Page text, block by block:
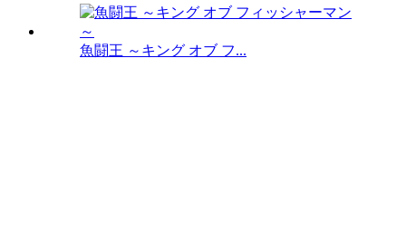
魚闘王 ～キング オブ フ...